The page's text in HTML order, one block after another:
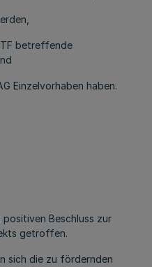
betreffende
Einzelvorhaben haben.
positiven Beschluss zur
getroffen.
sich die zu fördernden